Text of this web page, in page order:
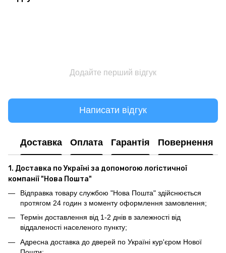
Додайте перший відгук
Написати відгук
Доставка Оплата Гарантія Повернення
1. Доставка по Україні за допомогою логістичної
компанії "Нова Пошта"
Відправка товару службою "Нова Пошта" здійснюється
протягом 24 годин з моменту оформлення замовлення;
Термін доставлення від 1-2 днів в залежності від
віддаленості населеного пункту;
Адресна доставка до дверей по Україні кур'єром Нової